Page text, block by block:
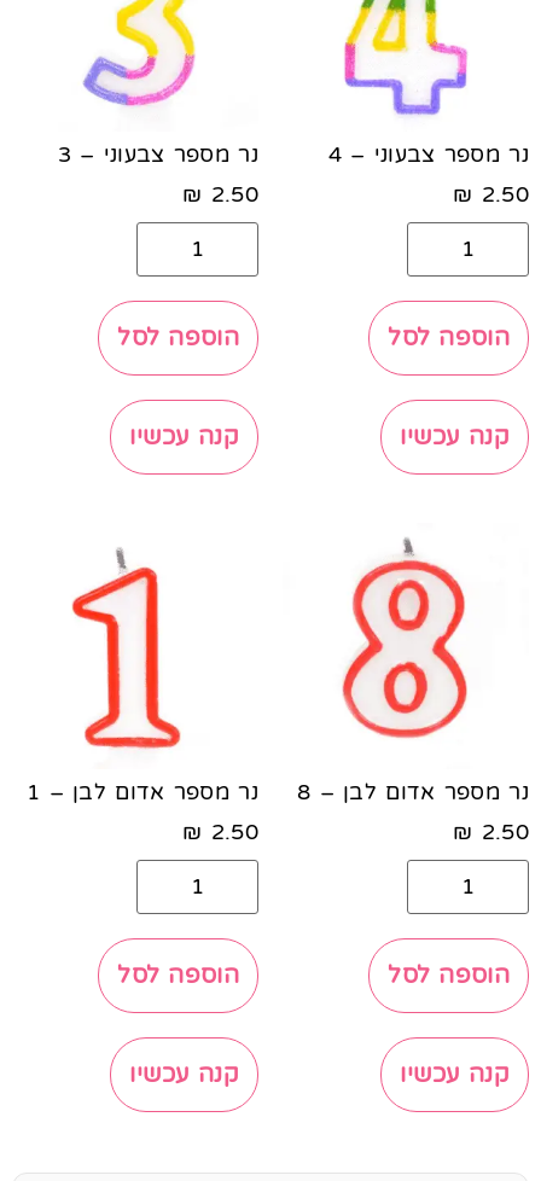
נר מספר צבעוני – 4
2.50
₪
הוספה לסל
קנה עכשיו
נר מספר צבעוני – 3
2.50
₪
הוספה לסל
קנה עכשיו
נר מספר אדום לבן – 8
2.50
₪
הוספה לסל
קנה עכשיו
נר מספר אדום לבן – 1
2.50
₪
הוספה לסל
קנה עכשיו